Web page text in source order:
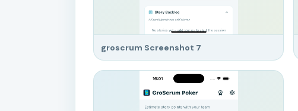
groscrum Screenshot 7